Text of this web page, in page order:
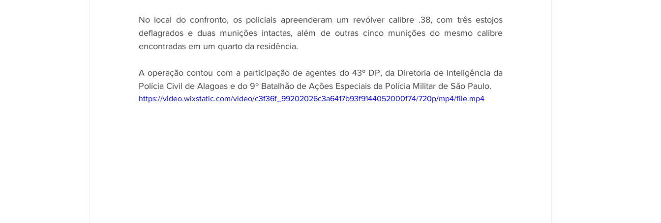
No local do confronto, os policiais apreenderam um revólver calibre .38, com três estojos
deflagrados e duas munições intactas, além de outras cinco munições do mesmo calibre
encontradas em um quarto da residência.
A operação contou com a participação de agentes do 43º DP, da Diretoria de Inteligência da
Polícia Civil de Alagoas e do 9º Batalhão de Ações Especiais da Polícia Militar de São Paulo.
https://video.wixstatic.com/video/c3f36f_99202026c3a6417b93f9144052000f74/720p/mp4/file.mp4